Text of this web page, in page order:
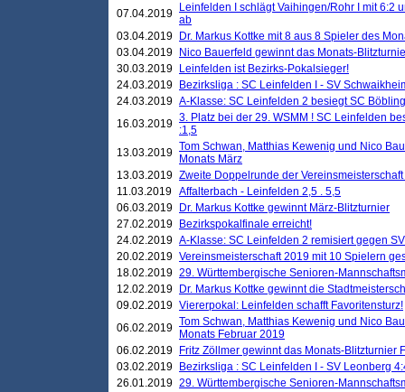
07.04.2019
Leinfelden I schlägt Vaihingen/Rohr I mit 6:2
ab
03.04.2019
Dr. Markus Kottke mit 8 aus 8 Spieler des
03.04.2019
Nico Bauerfeld gewinnt das Monats-
30.03.2019
Leinfelden ist Bezirks-Pokalsieger!
24.03.2019
Bezirksliga : SC Leinfelden I - SV
24.03.2019 A-Klasse: SC Leinfelden 2 besiegt SC
16.03.2019 3. Platz bei der 29. WSMM ! SC Leinfelden
:1,5
13.03.2019 Tom Schwan, Matthias Kewenig und Nico
Monats März
13.03.2019 Zweite Doppelrunde der
11.03.2019 Affalterbach - Leinfelden 2,5 . 5,5
06.03.2019
Dr. Markus Kottke gewinnt März-Blitzturnier
27.02.2019
Bezirkspokalfinale erreicht!
24.02.2019 A-Klasse: SC Leinfelden 2 remisiert gegen
20.02.2019 Vereinsmeisterschaft 2019 mit 10 Spielern
18.02.2019 29. Württembergische Senioren-
12.02.2019
Dr. Markus Kottke gewinnt die
09.02.2019 Viererpokal: Leinfelden schafft Favoritensturz!
06.02.2019 Tom Schwan, Matthias Kewenig und Nico
Monats Februar 2019
06.02.2019
Fritz Zöllmer gewinnt das Monats-Blitzturnier
03.02.2019
Bezirksliga : SC Leinfelden I - SV Leonberg
26.01.2019 29. Württembergische Senioren-